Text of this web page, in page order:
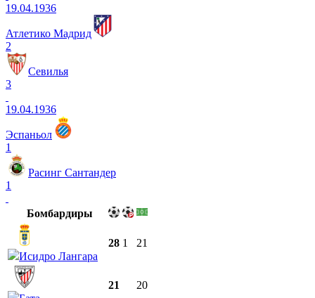
19.04.1936
Атлетико Мадрид
2
Севилья
3
19.04.1936
Эспаньол
1
Расинг Сантандер
1
Бомбардиры
Исидро Лангара
28 1 21
21 20